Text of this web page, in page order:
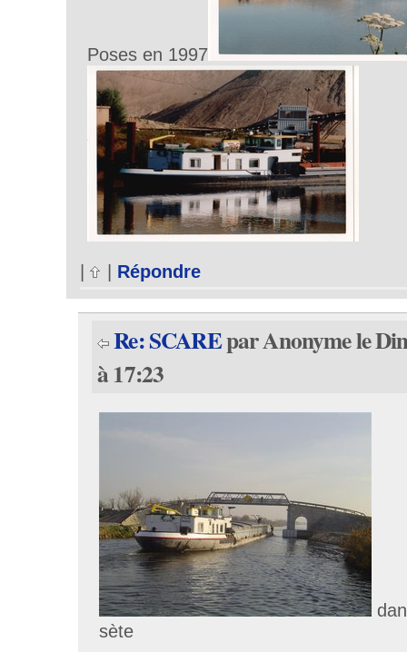
Poses en 1997
| Répondre
Re: SCAREpar Anonyme le
à 17:23
sète